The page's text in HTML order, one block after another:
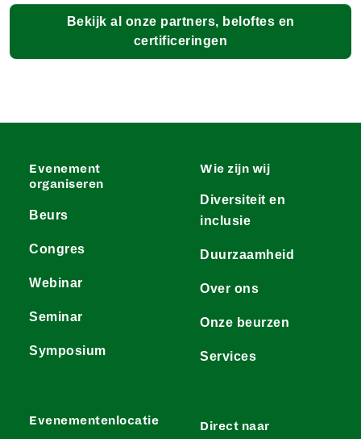
Bekijk al onze partners, beloftes en
certificeringen
Evenement
organiseren
Beurs
Congres
Webinar
Seminar
Symposium
Evenementenlocatie
Wie zijn wij
Diversiteit en
inclusie
Duurzaamheid
Over ons
Onze beurzen
Services
Direct naar